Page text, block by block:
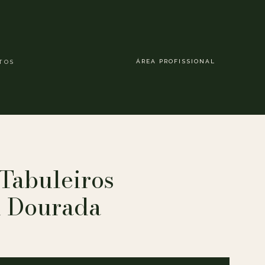
ÁREA PROFISSIONAL